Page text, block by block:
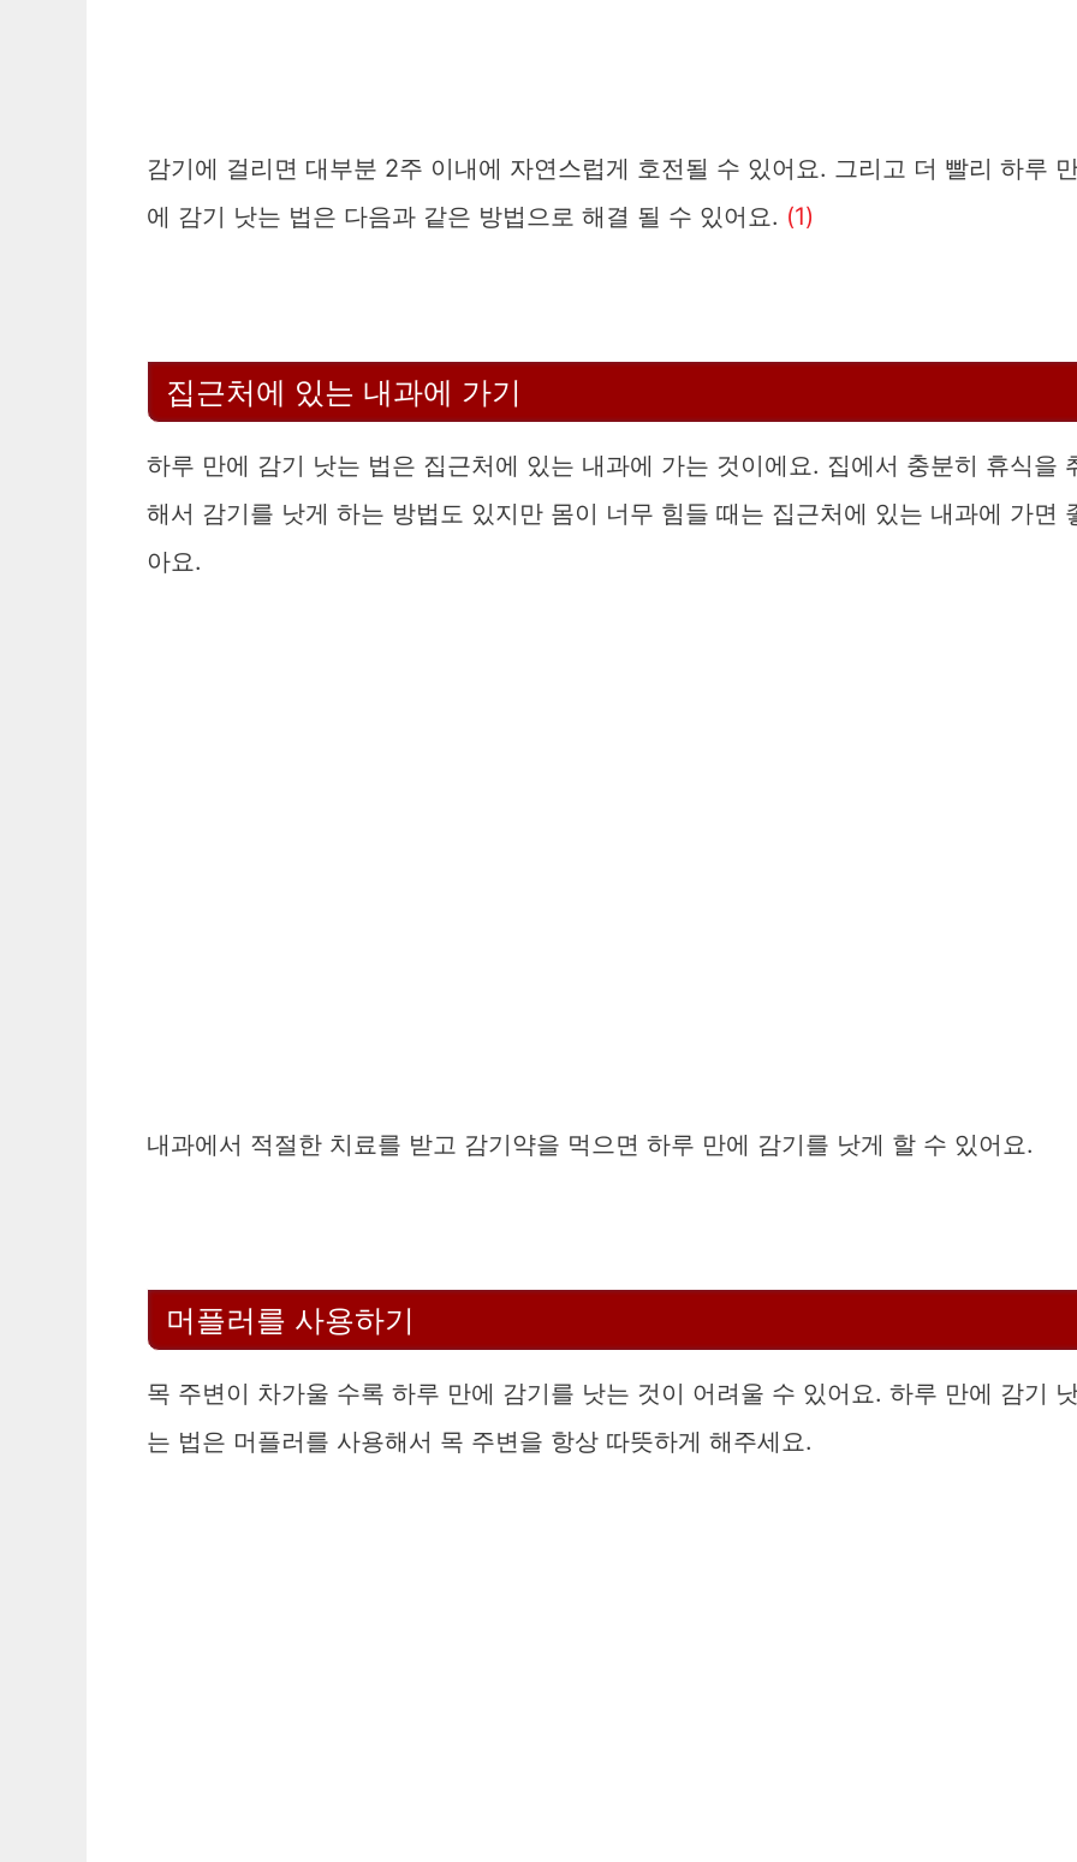
감기에 걸리면 대부분 2주 이내에 자연스럽게 호전될 수 있어요. 그리고 더 빨리 하루
에 감기 낫는 법은 다음과 같은 방법으로 해결 될 수 있어요. (1)
집근처에 있는 내과에 가기
하루 만에 감기 낫는 법은 집근처에 있는 내과에 가는 것이에요. 집에서 충분히 휴식을
해서 감기를 낫게 하는 방법도 있지만 몸이 너무 힘들 때는 집근처에 있는 내과에 가면
아요.
내과에서 적절한 치료를 받고 감기약을 먹으면 하루 만에 감기를 낫게 할 수 있어요.
머플러를 사용하기
목 주변이 차가울 수록 하루 만에 감기를 낫는 것이 어려울 수 있어요. 하루 만에 감기
는 법은 머플러를 사용해서 목 주변을 항상 따뜻하게 해주세요.